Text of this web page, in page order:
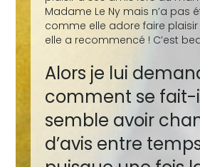
Madame Le Ny mais n’a pas
comme elle adore faire
elle a recommencé ! C’est
Alors je lui
comment se fait-
semble avoir
d’avis entre